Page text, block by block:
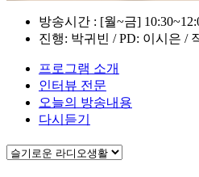
방송시간 : [월~금]
진행: 박귀빈 / PD: 이시은 /
프로그램 소개
인터뷰 전문
오늘의 방송내용
다시듣기